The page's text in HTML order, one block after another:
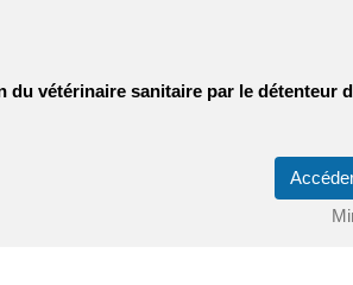
du vétérinaire sanitaire par le détenteur